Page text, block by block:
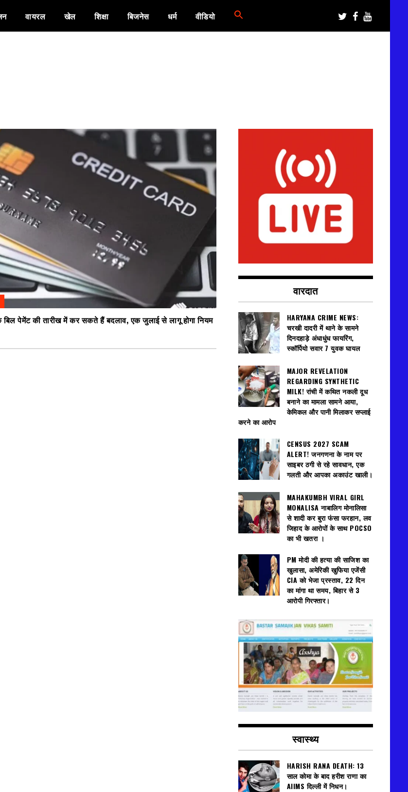
वायरल खेल शिक्षा बिजनेस धर्म वीडियो
बिल पेमेंट की तारीख में कर सकते हैं बदलाव, एक जुलाई से लागू होगा नियम
वारदात
HARYANA CRIME NEWS:
चरखी दादरी में थाने के सामने
दिनदहाड़े अंधाधुंध फायरिंग,
स्कॉर्पियो सवार 7 युवक घायल
MAJOR REVELATION
REGARDING SYNTHETIC
MILK! रांची में कथित नकली दूध
बनाने का मामला सामने आया,
केमिकल और पानी मिलाकर सप्लाई
करने का आरोप
CENSUS 2027 SCAM
ALERT! जनगणना के नाम पर
साइबर ठगी से रहे सावधान, एक
गलती और आपका अकाउंट खाली।
MAHAKUMBH VIRAL GIRL
MONALISA नाबालिग मोनालिसा
से शादी कर बुरा फंसा फरहान, लव
जिहाद के आरोपों के साथ POCSO
का भी खतरा ।
PM मोदी की हत्या की साजिश का
खुलासा, अमेरिकी खुफिया एजेंसी
CIA को भेजा प्रस्ताव, 22 दिन
का मांगा था समय, बिहार से 3
आरोपी गिरफ्तार।
स्वास्थ्य
HARISH RANA DEATH: 13
साल कोमा के बाद हरीश राणा का
AIIMS दिल्ली में निधन।